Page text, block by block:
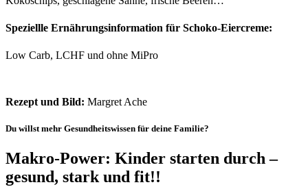
Speziellle Ernährungsinformation für Schoko-Eiercreme:
Low Carb, LCHF und ohne MiPro
Rezept und Bild: Margret Ache
Du willst mehr Gesundheitswissen für deine Familie?
Makro-Power: Kinder starten durch –
gesund, stark und fit!!